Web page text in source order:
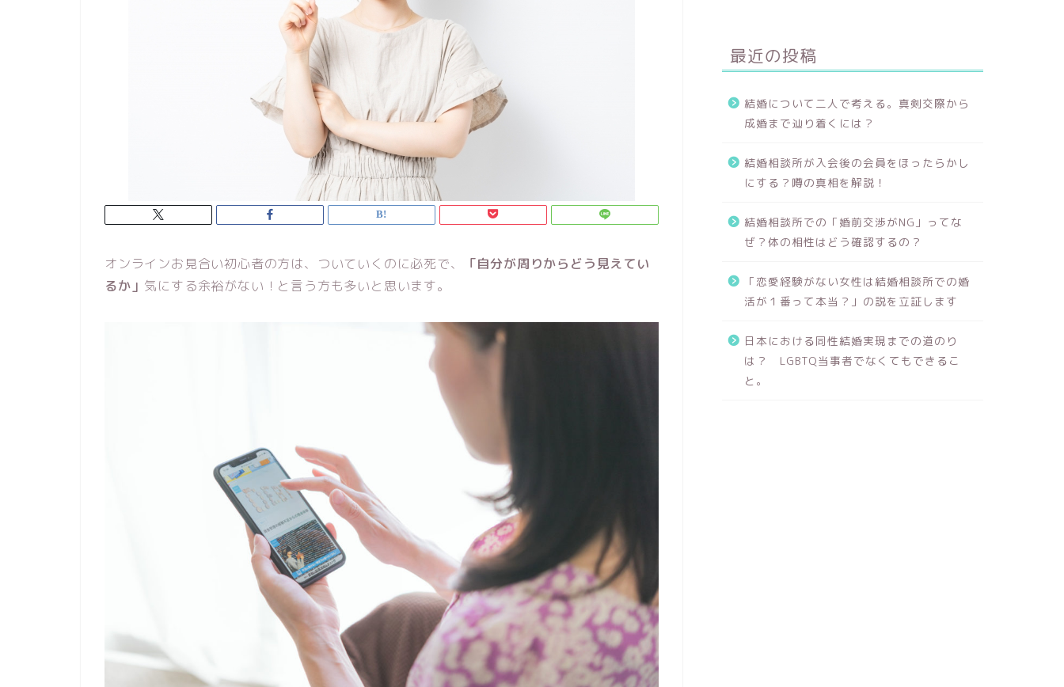
オンラインお見合い初心者の方は、ついていくのに必死で、
「自分が周りからどう見えてい
るか」 気にする余裕がない！と言う方も多いと思います。
最近の投稿
結婚について二人で考える。真剣交際から
成婚まで辿り着くには？
結婚相談所が入会後の会員をほったらかし
にする？噂の真相を解説！
結婚相談所での「婚前交渉がNG」ってな
ぜ？体の相性はどう確認するの？
「恋愛経験がない女性は結婚相談所での婚
活が１番って本当？」の説を立証します
日本における同性結婚実現までの道のり
は？ LGBTQ当事者でなくてもできるこ
と。